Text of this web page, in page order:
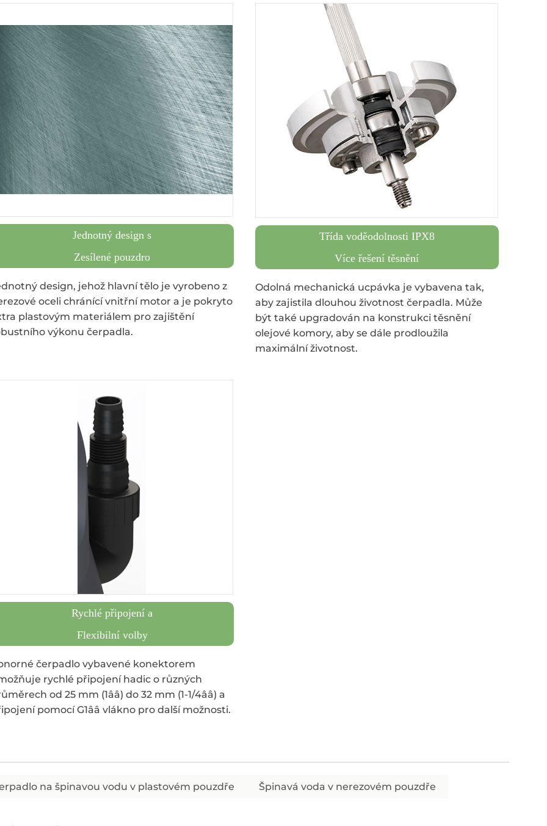
Jednotný design s
Zesílené pouzdro
design, jehož hlavní tělo je vyrobeno z
oceli chránící vnitřní motor a je pokryto
plastovým materiálem pro zajištění
výkonu čerpadla.
Třída voděodolnosti IPX8
Více řešení těsnění
Odolná mechanická ucpávka je vybavena tak,
aby zajistila dlouhou životnost čerpadla. Může
být také upgradován na konstrukci těsnění
olejové komory, aby se dále prodloužila
maximální životnost.
Rychlé připojení a
Flexibilní volby
čerpadlo vybavené konektorem
rychlé připojení hadic o různých
od 25 mm (1ââ) do 32 mm (1-1/4ââ) a
pomocí G1ââ vlákno pro další možnosti.
na špinavou vodu v plastovém pouzdře Špinavá voda v nerezovém pouzdře